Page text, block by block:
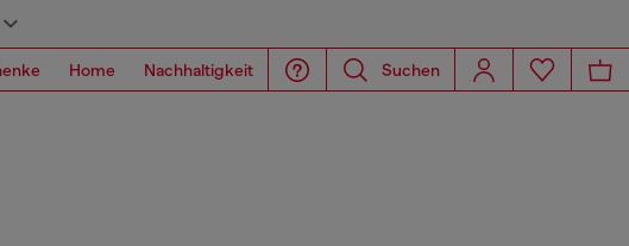
Home Nachhaltigkeit Suchen